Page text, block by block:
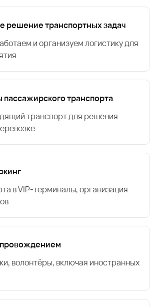
решение транспортных задач
и организуем логистику для
транспорта
транспорт для решения
в VIP-терминалы, организация
волонтёры, включая иностранных